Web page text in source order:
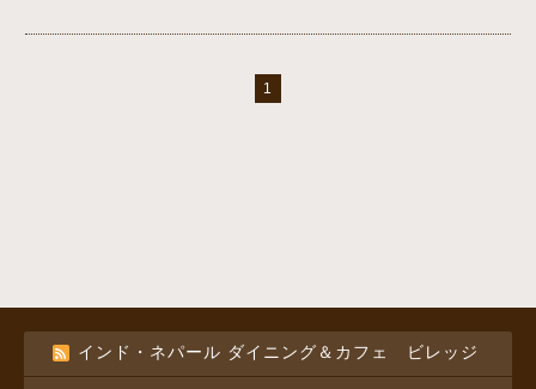
1
インド・ネパール ダイニング＆カフェ ビレッジ